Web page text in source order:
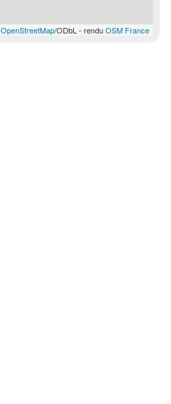
OpenStreetMap/ODbL - renduOSM France